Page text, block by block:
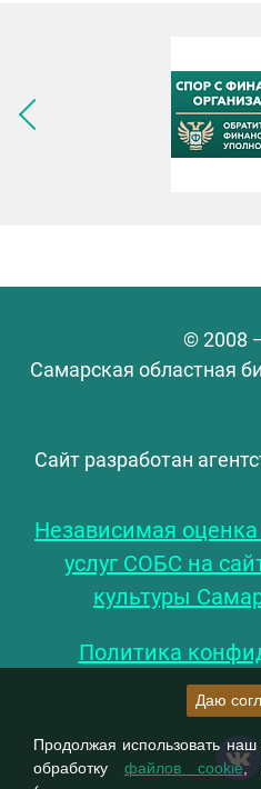
Следующее
© 2008
Самарская областная
Сайт разработан
Независимая
услуг СОБС на
культуры
Политика
Даю
Продолжая использовать наш
обработку файлов cookie,